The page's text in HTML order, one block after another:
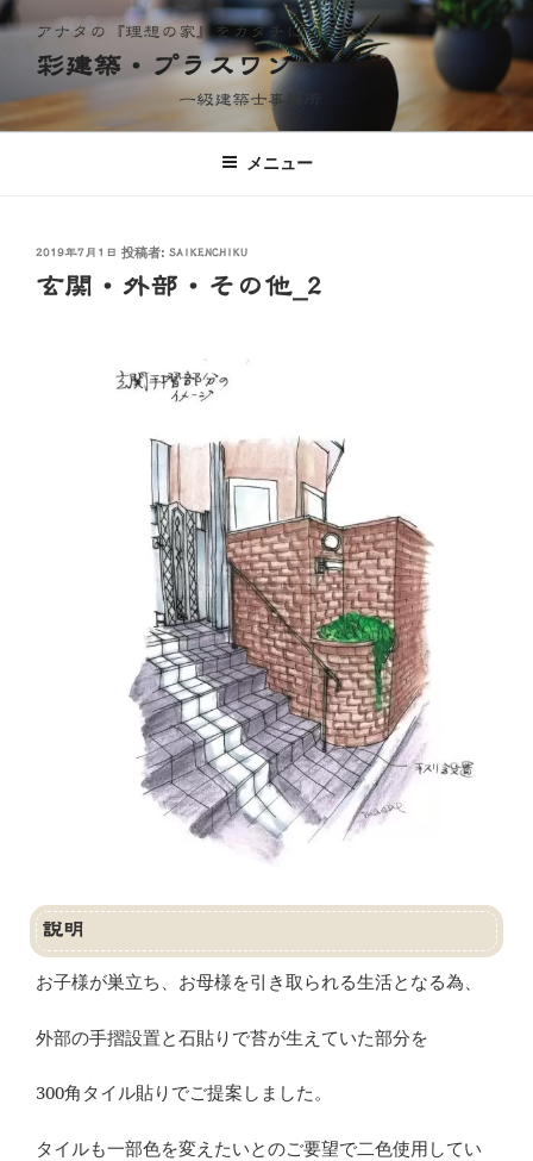
コ
ン
ツ
アナタの『理想の家』をカタチにしたい
彩建築・プラスワン
一級建築士事務所
彩建築・プラスワン
一級建築士事務所
メニュー
投
日:
2019年7月1日 投稿者: SAIKENCHIKU
玄関・外部・その他_2
説明
お子様が巣立ち、お母様を引き取られる生活となる為、
外部の手摺設置と石貼りで苔が生えていた部分を
300角タイル貼りでご提案しました。
タイルも一部色を変えたいとのご要望で二色使用してい